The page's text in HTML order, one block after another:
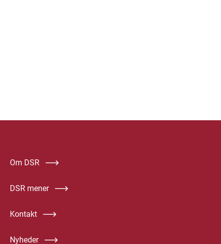
Om DSR
DSR mener
Kontakt
Nyheder